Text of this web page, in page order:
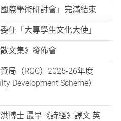
際學術研討會」完滿結束
任「大專學生文化大使」
文集》發佈會
局（RGC）2025-26年度
Development Scheme）
博士 最早《詩經》譯文 英